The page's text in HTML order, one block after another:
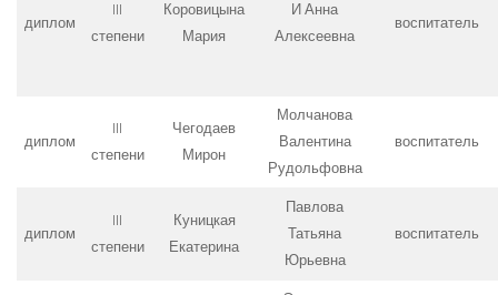
диплом
III
степени
Коровицына
Мария
И Анна
Алексеевна
воспитатель
диплом
III
степени
Чегодаев
Мирон
Молчанова
Валентина
Рудольфовна
воспитатель
диплом
III
степени
Куницкая
Екатерина
Павлова
Татьяна
Юрьевна
воспитатель